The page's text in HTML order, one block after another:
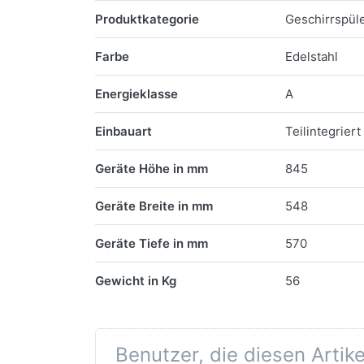
Produktkategorie
Farbe Edelstahl
Energieklasse A
Einbauart Teilintegriert
Geräte Höhe in mm 845
Geräte Breite in mm 548
Geräte Tiefe in mm 570
Gewicht in Kg 56
Benutzer, die diesen